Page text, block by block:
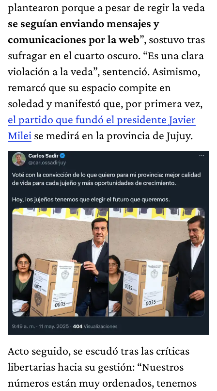
plantearon porque a pesar de regir la veda
se seguían enviando mensajes y
comunicaciones por la web”, sostuvo tras
sufragar en el cuarto oscuro. “Es una clara
violación a la veda”, sentenció. Asimismo,
remarcó que su espacio compite en
soledad y manifestó que, por primera vez,
el partido que fundó el presidente Javier
Milei se medirá en la provincia de Jujuy.
Acto seguido, se escudó tras las críticas
libertarias hacia su gestión: “Nuestros
números están muy ordenados, tenemos